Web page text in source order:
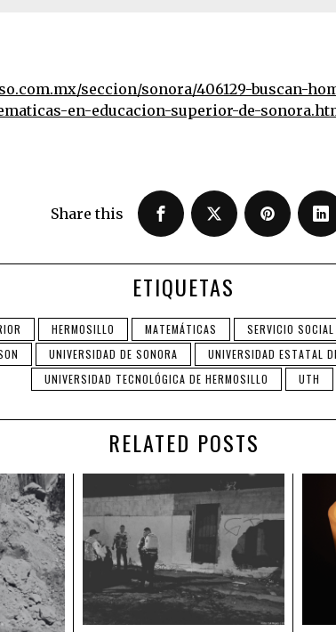
seccion/sonora/406129-buscan-
en-educacion-superior-de-
Share this
ETIQUETAS
HERMOSILLO MATEMÁTICAS SERVICIO SOCIAL
UNIVERSIDAD DE SONORA
UNIVERSIDAD ESTATAL
UNIVERSIDAD TECNOLÓGICA DE HERMOSILLO
UTH
RELATED POSTS